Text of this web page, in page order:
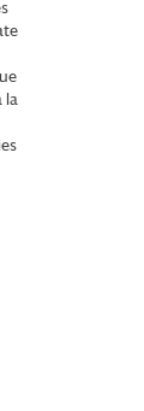
la